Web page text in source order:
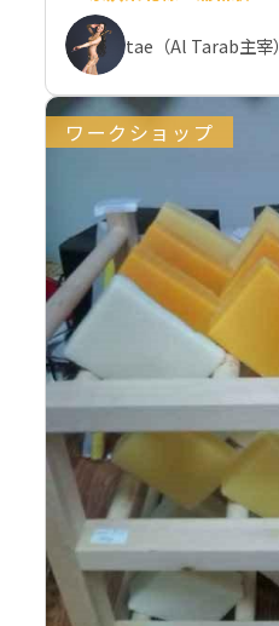
tae（Al Tarab主宰）
ワークショップ